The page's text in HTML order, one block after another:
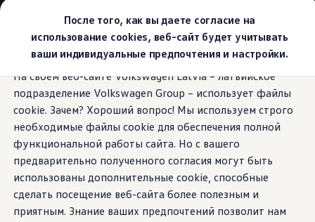
После того, как вы даете согласие на
использование cookies, веб-сайт будет учитывать
ваши индивидуальные предпочтения и настройки.
На своем веб-сайте Volkswagen Latvia – латвийское
подразделение Volkswagen Group – использует файлы
cookie. Зачем? Хороший вопрос! Мы используем строго
необходимые файлы cookie для обеспечения полной
функциональной работы сайта. Но с вашего
предварительно полученного согласия могут быть
использованы дополнительные cookie, способные
сделать посещение веб-сайта более полезным и
приятным. Знание ваших предпочтений позволит нам
основному
содержанию
нижнему
колонтитулу
Выбери свой Volkswagen
Модельный ряд
Новый ID.Cross
Открой для себя семейство внедорожников
Предложения и услуги
Юбилейное предложение
Автомобильный онлайн-магазин Volkswagen
Обмен автомобилей
Лизинг Volkswagen
Гарантия
Бесплатная регистрация для вашего нового
Взаимодействие в сети простыми словами
VW Connect
Активация
Все службы